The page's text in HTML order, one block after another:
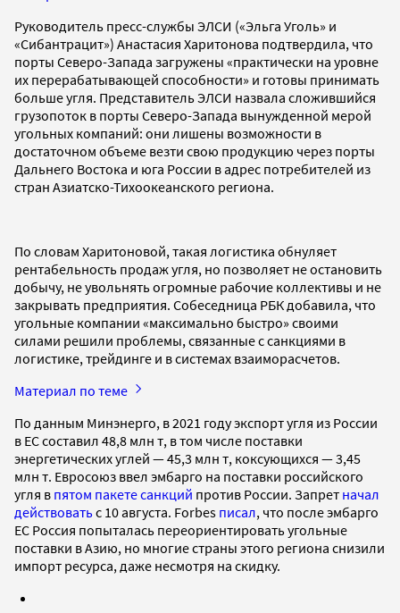
Руководитель пресс-службы ЭЛСИ («Эльга Уголь» и
«Сибантрацит») Анастасия Харитонова подтвердила, что
порты Северо-Запада загружены «практически на уровне
их перерабатывающей способности» и готовы принимать
больше угля. Представитель ЭЛСИ назвала сложившийся
грузопоток в порты Северо-Запада вынужденной мерой
угольных компаний: они лишены возможности в
достаточном объеме везти свою продукцию через порты
Дальнего Востока и юга России в адрес потребителей из
стран Азиатско-Тихоокеанского региона.
По словам Харитоновой, такая логистика обнуляет
рентабельность продаж угля, но позволяет не остановить
добычу, не увольнять огромные рабочие коллективы и не
закрывать предприятия. Собеседница РБК добавила, что
угольные компании «максимально быстро» своими
силами решили проблемы, связанные с санкциями в
логистике, трейдинге и в системах взаиморасчетов.
Материал по теме
По данным Минэнерго, в 2021 году экспорт угля из России
в ЕС составил 48,8 млн т, в том числе поставки
энергетических углей — 45,3 млн т, коксующихся — 3,45
млн т. Евросоюз ввел эмбарго на поставки российского
угля в пятом пакете санкций против России. Запрет начал
действоватьс 10 августа. Forbes писал, что после эмбарго
ЕС Россия попыталась переориентировать угольные
поставки в Азию, но многие страны этого региона снизили
импорт ресурса, даже несмотря на скидку.